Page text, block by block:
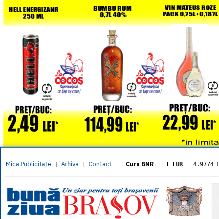
Mica Publicitate | Arhiva | Contact Curs BNR 1 EUR = 4.9774
= 5.8304
1 XAU= 464.4611
1 AED= 1.1933
1 AUD= 2.7957
1 BGN= 2.5449